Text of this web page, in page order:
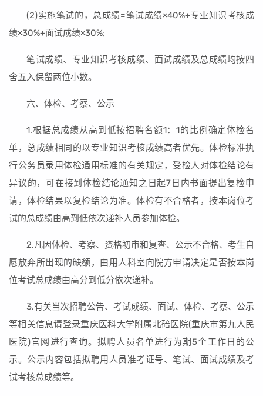
(2)实施笔试的，总成绩=笔试成绩×40%+专业知识考核成
绩×30%+面试成绩×30%;
笔试成绩、专业知识考核成绩、面试成绩及总成绩均按四
舍五入保留两位小数。
六、体检、考察、公示
1.根据总成绩从高到低按招聘名额1：1的比例确定体检名
单，总成绩相同的以专业知识考核成绩高者优先。体检标准执
行公务员录用体检通用标准的有关规定，受检人对体检结论有
异议的，可在接到体检结论通知之日起7日内书面提出复检申
请，体检结果以复检结论为准。体检有不合格者，按本岗位考
试的总成绩由高到低依次递补人员参加体检。
2.凡因体检、考察、资格初审和复查、公示不合格、考生自
愿放弃所出现的缺额，由用人科室向院方申请决定是否按本岗
位考试总成绩由高分到低分依次递补。
3.有关当次招聘公告、考试成绩、面试、体检、考察、公示
等相关信息请登录重庆医科大学附属北碚医院(重庆市第九人民
医院)官网进行查询。拟聘人员名单进行为期5个工作日的公
示。公示内容包括拟聘用人员准考证号、笔试、面试成绩及考
试考核总成绩等。